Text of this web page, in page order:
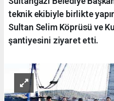
teknik ekibiyle birlikte
Sultan Selim Köprüsü ve
şantiyesini ziyaret etti.